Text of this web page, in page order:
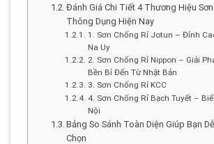
Đánh Giá Chi Tiết 4 Thương Hiệu
Thông Dụng Hiện Nay
1. Sơn Chống Rỉ Jotun – Đỉnh
Na Uy
2. Sơn Chống Rỉ Nippon – Giải
Bền Bỉ Đến Từ Nhật Bản
3. Sơn Chống Rỉ KCC
4. Sơn Chống Rỉ Bạch Tuyết –
Nội
Bảng So Sánh Toàn Diện Giúp Bạn
Chọn